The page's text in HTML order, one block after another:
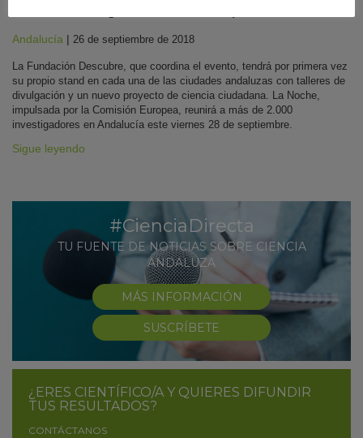
Andalucía | 26 de septiembre de 2018
La Fundación Descubre, que coordina el evento, tendrá por primera vez
su propio stand en cada una de las ciudades andaluzas con talleres de
divulgación y un nuevo proyecto de ciencia ciudadana. La Noche,
impulsada por la Comisión Europea, reunirá a más de 2.000
investigadores en Andalucía este viernes 28 de septiembre.
Sigue leyendo
#CienciaDirecta
TU FUENTE DE NOTICIAS SOBRE CIENCIA
ANDALUZA
MÁS INFORMACIÓN
SUSCRÍBETE
¿ERES CIENTÍFICO/A Y QUIERES DIFUNDIR
TUS RESULTADOS?
CONTÁCTANOS